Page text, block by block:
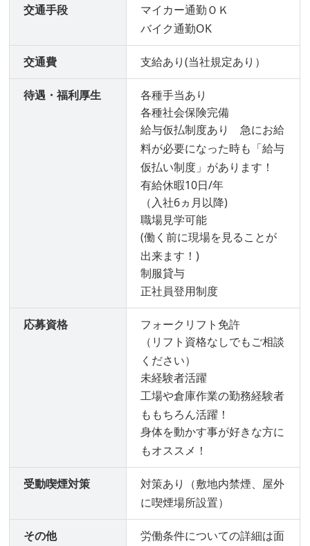
交通手段
マイカー通勤ＯＫ
バイク通勤OK
交通費 支給あり(当社規定あり）
待遇・福利厚生
各種手当あり
各種社会保険完備
給与仮払制度あり 急にお給
料が必要になった時も「給与
仮払い制度」があります！
有給休暇10日/年
（入社6ヵ月以降)
職場見学可能
(働く前に現場を見ることが
出来ます！)
制服貸与
正社員登用制度
応募資格
フォークリフト免許
（リフト資格なしでもご相談
ください）
未経験者活躍
工場や倉庫作業の勤務経験者
ももちろん活躍！
身体を動かす事が好きな方に
もオススメ！
受動喫煙対策
対策あり（敷地内禁煙、屋外
に喫煙場所設置）
その他
労働条件についての詳細は面